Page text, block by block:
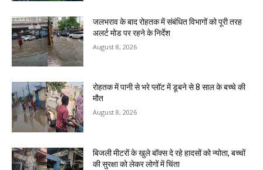
जलभराव के बाद रोहतक में संबंधित विभागों को पूरी तरह
अलर्ट मोड पर रहने के निर्देश
August 8, 2026
रोहतक में पानी से भरे प्लॉट में डूबने से 8 साल के बच्चे की
मौत
August 8, 2026
बिजली मीटरों के खुले बॉक्स दे रहे हादसों को न्योता, बच्चों
की सुरक्षा को लेकर लोगों में चिंता